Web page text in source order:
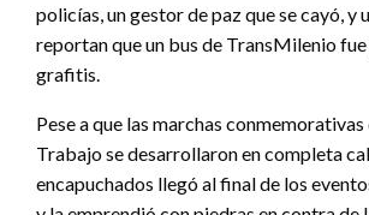
policías, un gestor de paz que se cayó, y
reportan que un bus de TransMilenio
grafitis.
Pese a que las marchas
Trabajo se desarrollaron en completa
encapuchados llegó al final de los